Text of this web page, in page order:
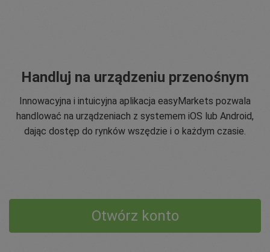
Handluj na urządzeniu przenośnym
Innowacyjna i intuicyjna aplikacja easyMarkets pozwala
handlować na urządzeniach z systemem iOS lub Android,
dając dostęp do rynków wszędzie i o każdym czasie.
Otwórz konto